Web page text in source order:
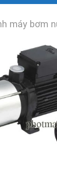
máy bơm